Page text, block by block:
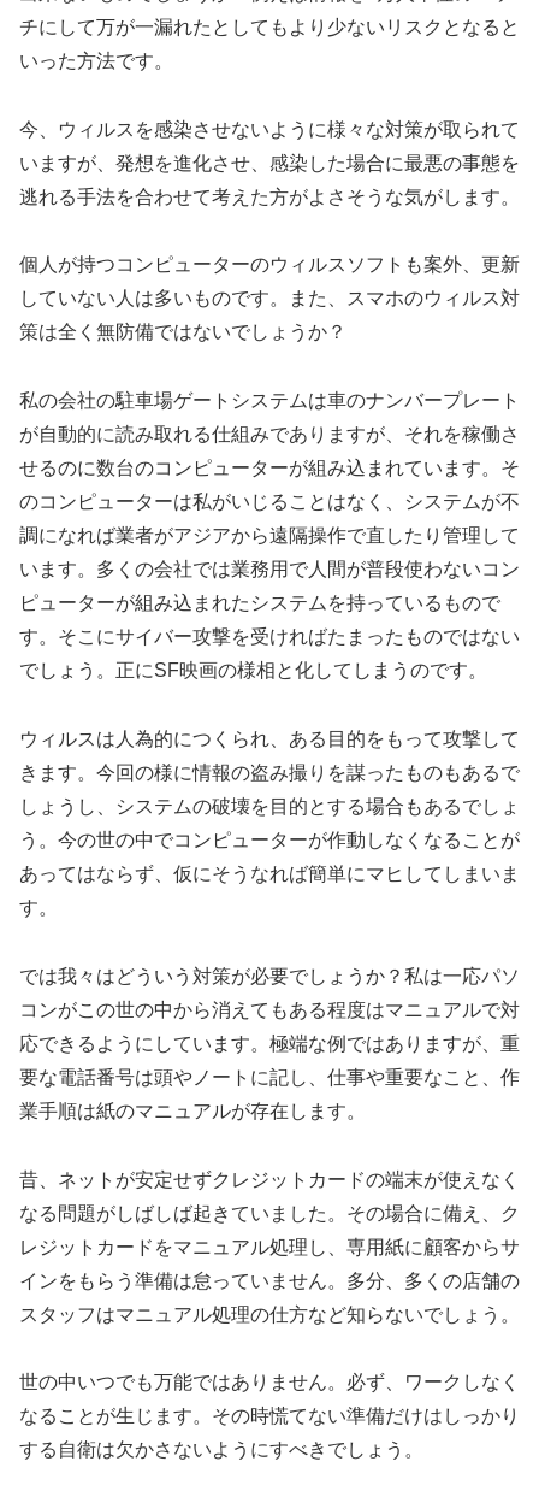
チにして万が一漏れたとしてもより少ないリスクとなると
いった方法です。
今、ウィルスを感染させないように様々な対策が取られて
いますが、発想を進化させ、感染した場合に最悪の事態を
逃れる手法を合わせて考えた方がよさそうな気がします。
個人が持つコンピューターのウィルスソフトも案外、更新
していない人は多いものです。また、スマホのウィルス対
策は全く無防備ではないでしょうか？
私の会社の駐車場ゲートシステムは車のナンバープレート
が自動的に読み取れる仕組みでありますが、それを稼働さ
せるのに数台のコンピューターが組み込まれています。そ
のコンピューターは私がいじることはなく、システムが不
調になれば業者がアジアから遠隔操作で直したり管理して
います。多くの会社では業務用で人間が普段使わないコン
ピューターが組み込まれたシステムを持っているもので
す。そこにサイバー攻撃を受ければたまったものではない
でしょう。正にSF映画の様相と化してしまうのです。
ウィルスは人為的につくられ、ある目的をもって攻撃して
きます。今回の様に情報の盗み撮りを謀ったものもあるで
しょうし、システムの破壊を目的とする場合もあるでしょ
う。今の世の中でコンピューターが作動しなくなることが
あってはならず、仮にそうなれば簡単にマヒしてしまいま
す。
では我々はどういう対策が必要でしょうか？私は一応パソ
コンがこの世の中から消えてもある程度はマニュアルで対
応できるようにしています。極端な例ではありますが、重
要な電話番号は頭やノートに記し、仕事や重要なこと、作
業手順は紙のマニュアルが存在します。
昔、ネットが安定せずクレジットカードの端末が使えなく
なる問題がしばしば起きていました。その場合に備え、ク
レジットカードをマニュアル処理し、専用紙に顧客からサ
インをもらう準備は怠っていません。多分、多くの店舗の
スタッフはマニュアル処理の仕方など知らないでしょう。
世の中いつでも万能ではありません。必ず、ワークしなく
なることが生じます。その時慌てない準備だけはしっかり
する自衛は欠かさないようにすべきでしょう。